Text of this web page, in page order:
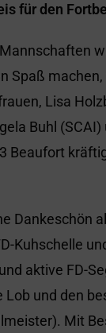
für den
Spaß
Lisa
Buhl
Beaufort
Dankeschön
Kuhschelle
aktive FD-
Lob und den
Mit